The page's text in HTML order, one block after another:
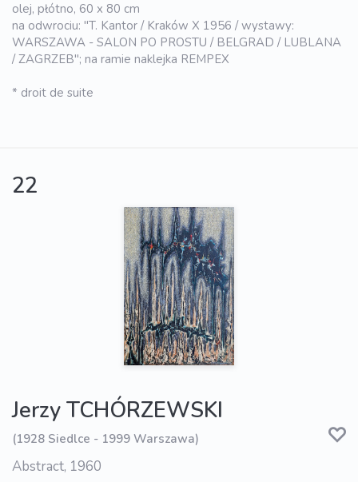
olej, płótno, 60 x 80 cm
na odwrociu: "T. Kantor / Kraków X 1956 / wystawy:
WARSZAWA - SALON PO PROSTU / BELGRAD / LUBLANA
/ ZAGRZEB"; na ramie naklejka REMPEX
* droit de suite
22
Jerzy TCHÓRZEWSKI
(1928 Siedlce - 1999 Warszawa)
Abstract, 1960